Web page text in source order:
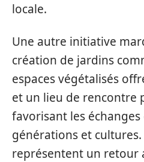
locale.
Une autre initiative
création de jardins
espaces végétalisés
et un lieu de rencontre
favorisant les
générations et cultures.
représentent un retour